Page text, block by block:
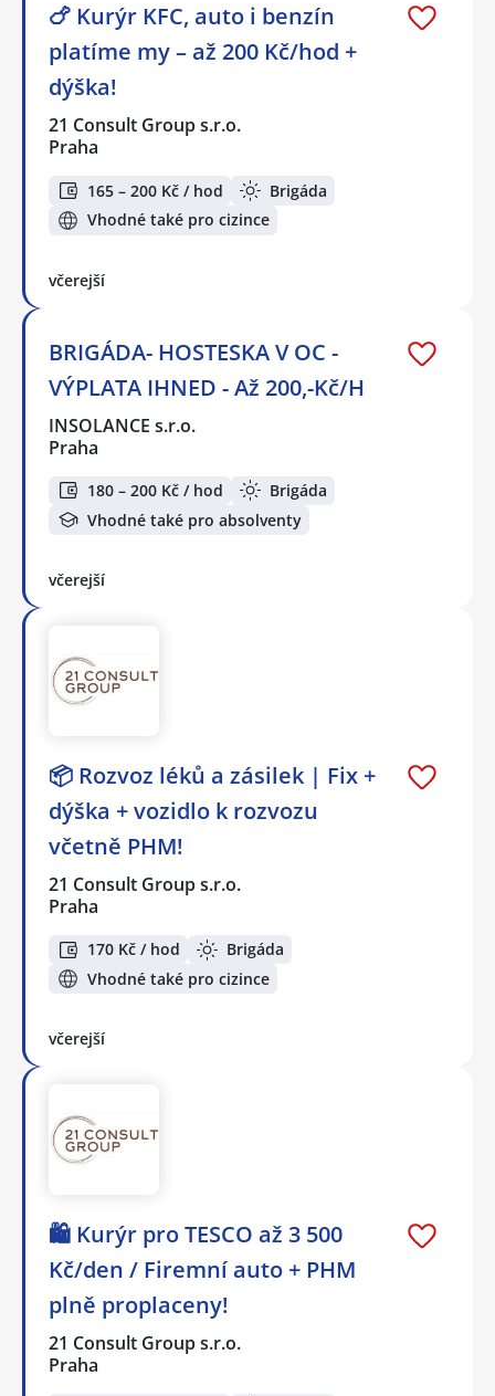
🍗 Kurýr KFC, auto i benzín
platíme my – až 200 Kč/hod +
dýška!
21 Consult Group s.r.o.
Praha
165 – 200 Kč / hod
Brigáda
Vhodné také pro cizince
včerejší
BRIGÁDA- HOSTESKA V OC -
VÝPLATA IHNED - Až 200,-Kč/H
INSOLANCE s.r.o.
Praha
180 – 200 Kč / hod
Brigáda
Vhodné také pro absolventy
včerejší
📦 Rozvoz léků a zásilek | Fix +
dýška + vozidlo k rozvozu
včetně PHM!
21 Consult Group s.r.o.
Praha
170 Kč / hod
Brigáda
Vhodné také pro cizince
včerejší
🛍️ Kurýr pro TESCO až 3 500
Kč/den / Firemní auto + PHM
plně proplaceny!
21 Consult Group s.r.o.
Praha